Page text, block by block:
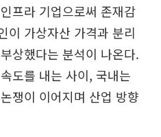
프라 기업으로써 존재감
이 가상자산 가격과 분리
상했다는 분석이 나온다.
도를 내는 사이, 국내는
쟁이 이어지며 산업 방향